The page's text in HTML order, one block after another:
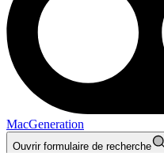
MacGeneration
Ouvrir formulaire de recherche